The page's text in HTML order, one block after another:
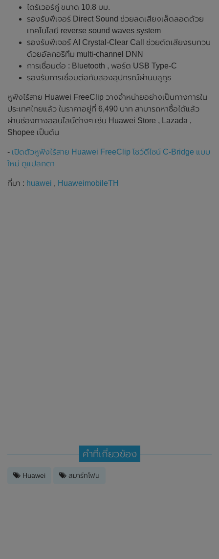
ไดร์เวอร์คู่ ขนาด 10.8 มม.
รองรับฟีเจอร์ Direct Sound ช่วยลดเสียงเล็ดลอดด้วย
เทคโนโลยี reverse sound waves system
รองรับฟีเจอร์ AI Crystal-Clear Call ช่วยตัดเสียงรบกวน
ด้วยอัลกอริทึม multi-channel DNN
การเชื่อมต่อ : Bluetooth , พอร์ต USB Type-C
รองรับการเชื่อมต่อกับสองอุปกรณ์ผ่านบลูทูธ
หูฟังไร้สาย Huawei FreeClip วางจำหน่ายอย่างเป็นทางการใน
ประเทศไทยแล้ว ในราคาอยู่ที่ 6,490 บาท สามารถหาซื้อได้แล้ว
ผ่านช่องทางออนไลน์ต่างๆ เช่น Huawei Store , Lazada ,
Shopee เป็นต้น
- เปิดตัวหูฟังไร้สาย Huawei FreeClip โชว์ดีไซน์ C-Bridge แบบ
ใหม่ ดูแปลกตา
ที่มา : huawei , HuaweimobileTH
คำที่เกี่ยวข้อง
Huawei สมาร์ทโฟน